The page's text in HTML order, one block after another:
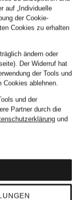
auf „Individuelle
der Cookie-
Cookies zu erhalten
ändern oder
Der Widerruf hat
der Tools und
ablehnen.
und der
Partner durch die
und